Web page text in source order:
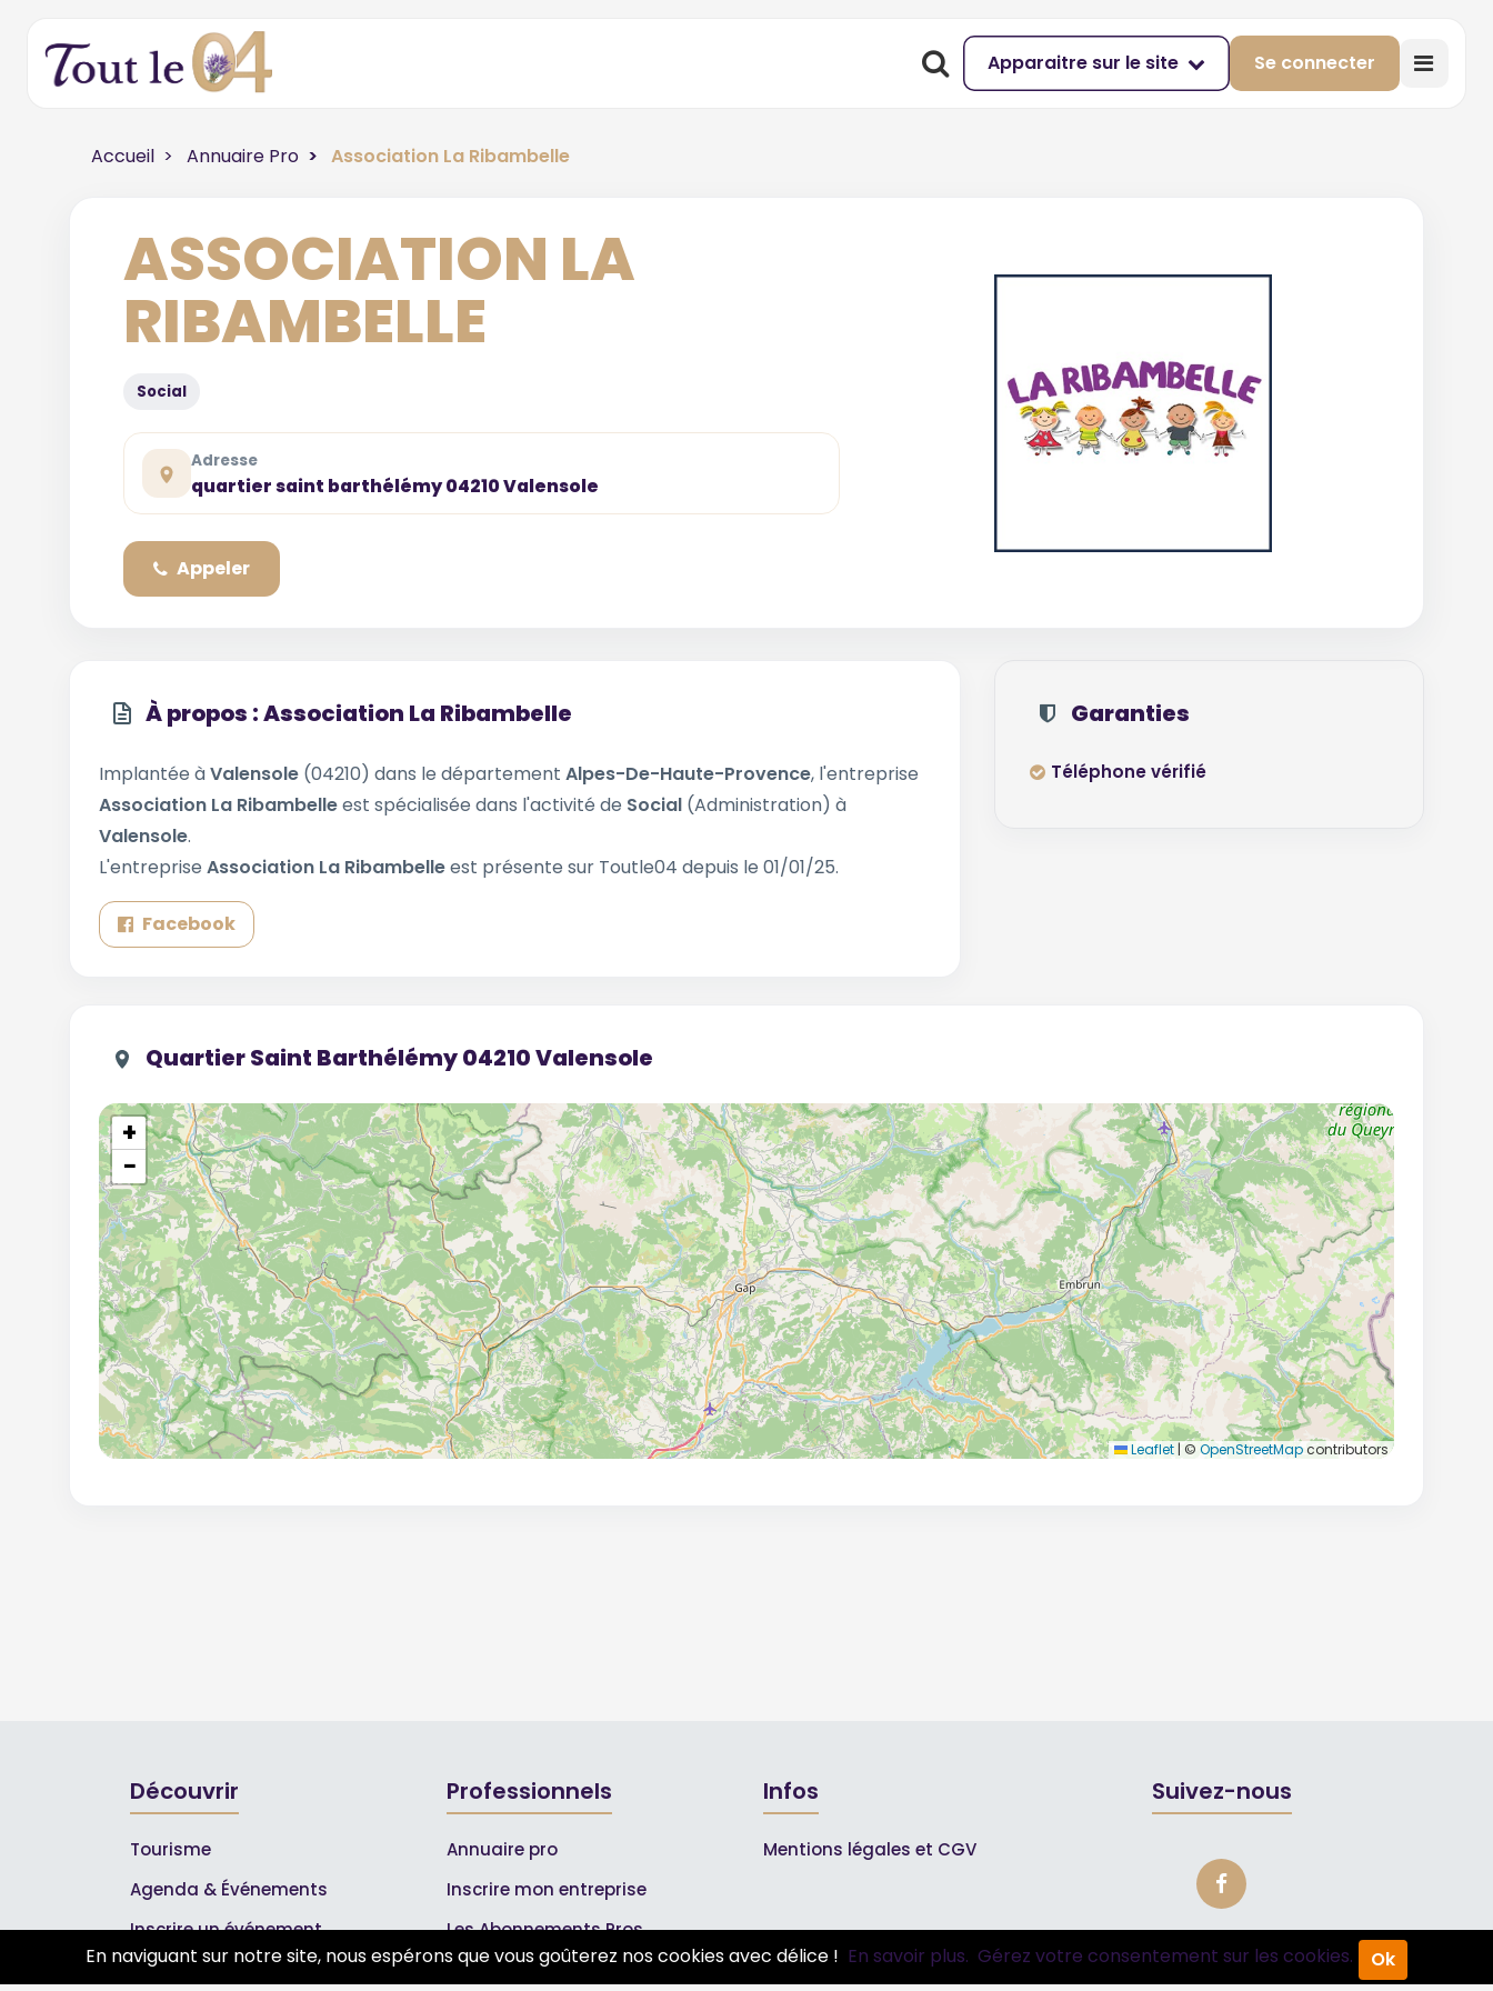
Apparaitre sur le site Se connecter
Accueil Annuaire Pro Association La Ribambelle
ASSOCIATION LA
RIBAMBELLE
Social
Adresse
quartier saint barthélémy 04210 Valensole
Appeler
À propos : Association La Ribambelle
Implantée àValensole (04210) dans le département Alpes-De-Haute-Provence, l'entreprise
Association La Ribambelleest spécialisée dans l'activité de Social (Administration) à
Valensole.
L'entreprise Association La Ribambelleest présente sur Toutle04 depuis le 01/01/25.
Facebook
Garanties
Téléphone vérifié
Quartier Saint Barthélémy 04210 Valensole
+
−
Leaflet | © OpenStreetMapcontributors
Découvrir
Tourisme
Agenda & Événements
Inscrire un événement
Qui sommes-nous ?
Professionnels
Annuaire pro
Inscrire mon entreprise
Les Abonnements Pros
Infos
Mentions légales et CGV
Suivez-nous
En naviguant sur notre site, nous espérons que vous goûterez nos cookies avec délice ! En savoir plus. Gérez votre consentement sur les cookies. Ok